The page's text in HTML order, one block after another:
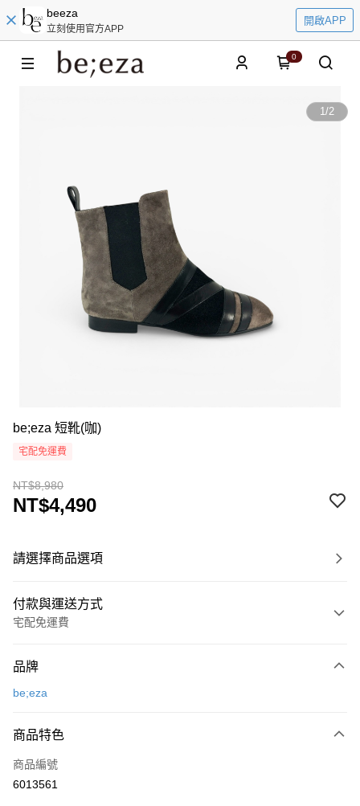
beeza
立刻使用官方APP
開啟APP
0
1/2
be;eza 短靴(咖)
宅配免運費
NT$8,980
NT$4,490
請選擇商品選項
付款與運送方式
宅配免運費
信用卡一次付款
LINE Pay
Apple Pay
品牌
be;eza
商品特色
商品編號
6013561